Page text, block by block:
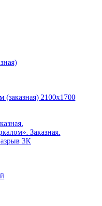
(заказная) 2100х1700
Заказная.
3К